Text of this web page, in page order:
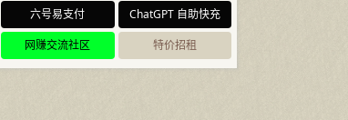
六号易支付
ChatGPT 自助快充
网赚交流社区
特价招租